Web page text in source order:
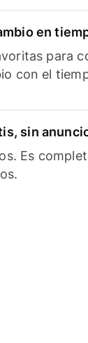
en
para
con el
sin
Es